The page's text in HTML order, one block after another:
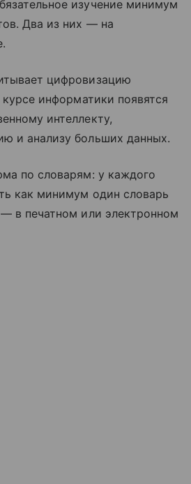
изучение минимум
Два из них — на
цифровизацию
информатики появятся
интеллекту,
и анализу больших данных.
по словарям: у каждого
как минимум один словарь
в печатном или электронном